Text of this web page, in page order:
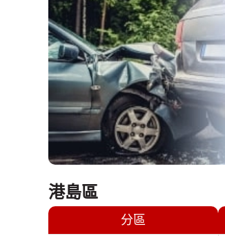
港島區
分區